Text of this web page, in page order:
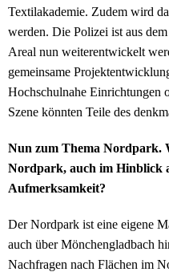
Textilakademie. Zudem wird
werden. Die Polizei ist aus
Areal nun weiterentwickelt
gemeinsame
Hochschulnahe Einrichtungen
Szene könnten Teile des
Nun zum Thema Nordpark.
Nordpark, auch im Hinblick
Aufmerksamkeit?
Der Nordpark ist eine eigene
auch über Mönchengladbach
Nachfragen nach Flächen im